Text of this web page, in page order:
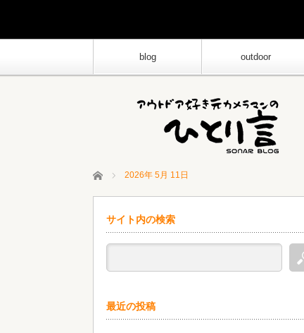
blog outdoor
ホーム 2026年 5月 11日
サイト内の検索
最近の投稿